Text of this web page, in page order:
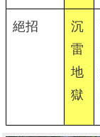
絕招
沉
雷
地
獄